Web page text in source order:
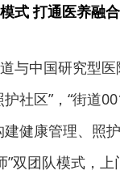
式 打通医养融
与中国研究型
社区”，“街道
建健康管理、照
”双团队模式，